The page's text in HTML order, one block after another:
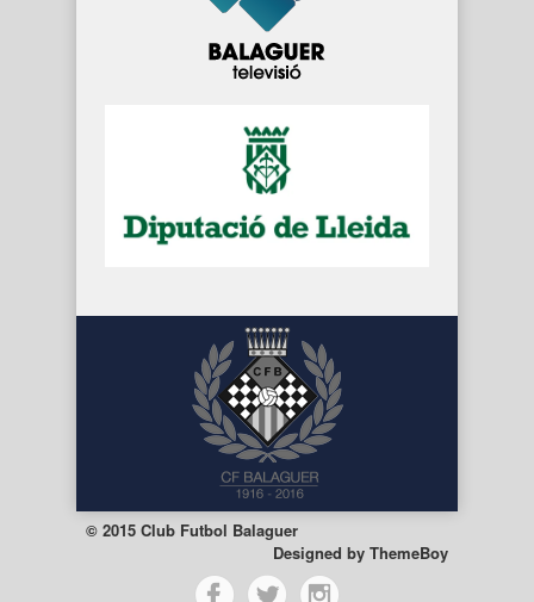
© 2015 Club Futbol Balaguer
Designed by ThemeBoy